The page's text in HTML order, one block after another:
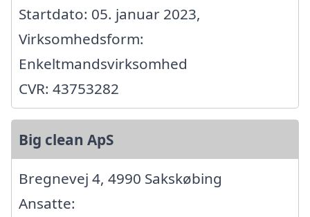
Startdato: 05. januar 2023,
Virksomhedsform:
Enkeltmandsvirksomhed
CVR: 43753282
Big clean ApS
Bregnevej 4, 4990 Sakskøbing
Ansatte: